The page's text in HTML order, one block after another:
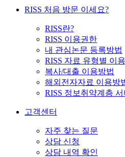
RISS 처음 방문 이세요?
RISS란?
RISS 이용권한
내 관심논문 등록방법
RISS 자료 유형별 이
복사/대출 이용방법
해외전자자료 이용방
RISS 정보취약계층
고객센터
자주 찾는 질문
상담 신청
상담 내역 확인